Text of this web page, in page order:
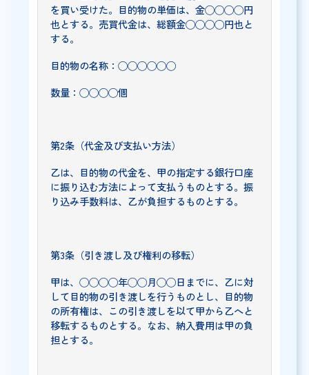
を買い受けた。目的物の単価は、金◯◯◯◯円
也とする。売買代金は、総額金◯◯◯◯円也と
する。
目的物の名称：◯◯◯◯◯◯
数量：◯◯◯◯個
第2条（代金及び支払い方法）
乙は、目的物の代金を、甲の指定する銀行口座
に振り込む方法によって支払うものとする。振
り込み手数料は、乙が負担するものとする。
第3条（引き渡し及び権利の移転）
甲は、◯◯◯◯年◯◯月◯◯日までに、乙に対
して目的物の引き渡しを行うものとし、目的物
の所有権は、この引き渡しを以て甲から乙へと
移転するものとする。なお、納入費用は甲の負
担とする。